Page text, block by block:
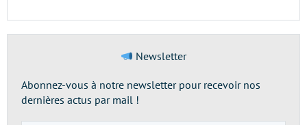
Newsletter
Abonnez-vous à notre newsletter pour recevoir nos
dernières actus par mail !